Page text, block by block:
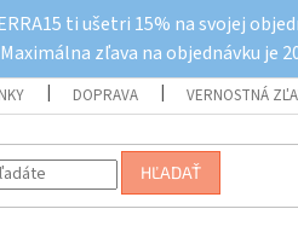
ti ušetri 15% na svojej
zľava na objednávku je
DOPRAVA VERNOSTNÁ
HĽADAŤ